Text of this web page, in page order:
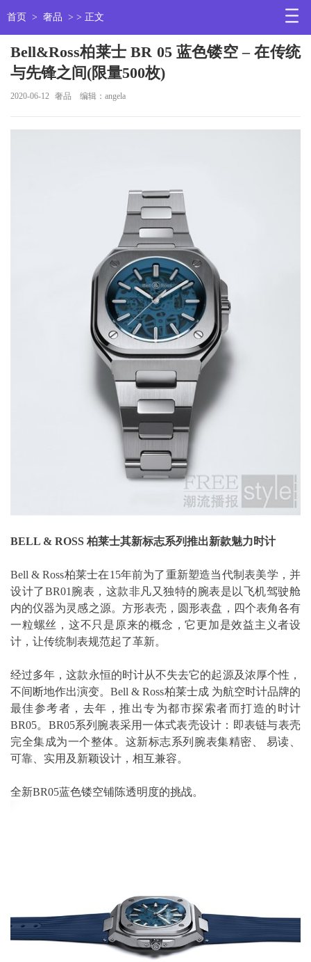
首页 > 奢品 > > 正文
Bell&Ross柏莱士 BR 05 蓝色镂空 – 在传统
与先锋之间(限量500枚)
2020-06-12 奢品 编辑：angela
BELL & ROSS 柏莱士其新标志系列推出新款魅力时计
Bell & Ross柏莱士在15年前为了重新塑造当代制表美学，并
设计了BR01腕表，这款非凡又独特的腕表是以飞机驾驶舱
内的仪器为灵感之源。方形表壳，圆形表盘，四个表角各有
一粒螺丝，这不只是原来的概念，它更加是效益主义者设
计，让传统制表规范起了革新。
经过多年，这款永恒的时计从不失去它的起源及浓厚个性，
不间断地作出演变。Bell & Ross柏莱士成 为航空时计品牌的
最佳参考者，去年，推出专为都市探索者而打造的时计
BR05。BR05系列腕表采用一体式表壳设计：即表链与表壳
完全集成为一个整体。这新标志系列腕表集精密、 易读、
可靠、实用及新颖设计，相互兼容。
全新BR05蓝色镂空铺陈透明度的挑战。